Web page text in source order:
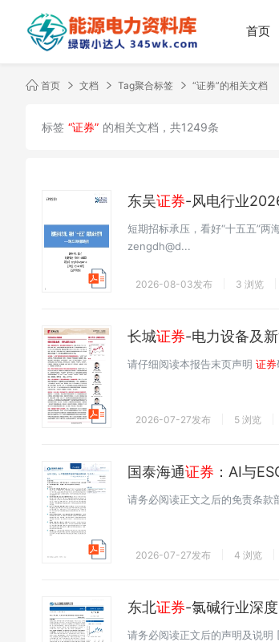
首页
首页 文档 Tag聚合标签 “证券”的相关文档
标签 “证券” 的相关文档，共1249条
东吴证券-风电行业
短期招标承压，看好“十五五”
zengdh@d...
2026-08-03发布 3 浏览
长城证券-电力设备及
请仔细阅读本报告末页声明证券
2026-07-27发布 5 浏览
国泰海通证券 ：AI与
请务必阅读正文之后的免责条
2026-07-27发布 4 浏览
东北证券-氯碱行业深
请务必阅读正文后的声明及说